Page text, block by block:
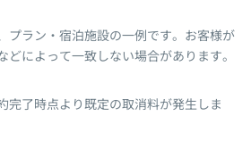
プラン・宿泊施設の一例です。お客様が
どによって一致しない場合があります。
完了時点より既定の取消料が発生しま